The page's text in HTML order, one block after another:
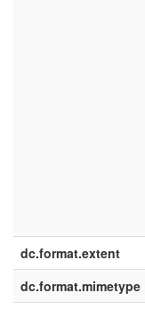
dc.format.extent
dc.format.mimetype